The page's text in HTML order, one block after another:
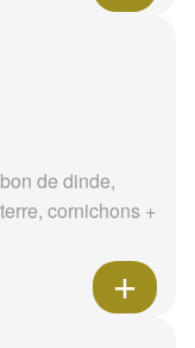
de dinde,
cornichons +